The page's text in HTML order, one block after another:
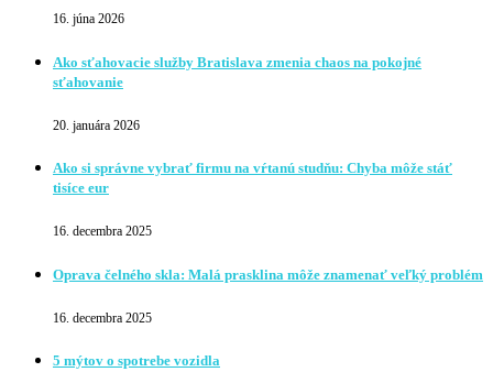
16. júna 2026
Ako sťahovacie služby Bratislava zmenia chaos na pokojné
sťahovanie
20. januára 2026
Ako si správne vybrať firmu na vŕtanú studňu: Chyba môže stáť
tisíce eur
16. decembra 2025
Oprava čelného skla: Malá prasklina môže znamenať veľký problém
16. decembra 2025
5 mýtov o spotrebe vozidla